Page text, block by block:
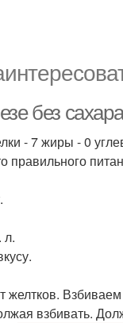
без
- 7 жиры - 0
правильного
л.
желтков.
взбивать.